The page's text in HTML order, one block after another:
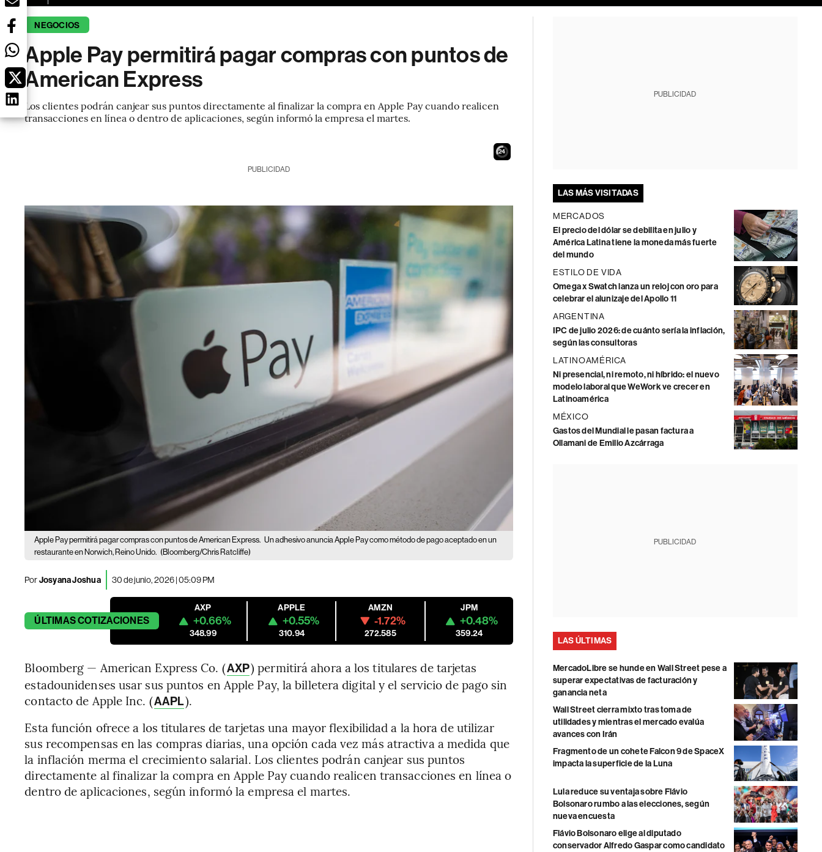
NEGOCIOS
Apple Pay permitirá pagar compras con puntos de
American Express
Los clientes podrán canjear sus puntos directamente al finalizar la compra en Apple Pay cuando realicen
transacciones en línea o dentro de aplicaciones, según informó la empresa el martes.
23
PUBLICIDAD
Apple Pay permitirá pagar compras con puntos de American Express. Un adhesivo anuncia Apple Pay como método de pago aceptado en un
restaurante en Norwich, Reino Unido. (Bloomberg/Chris Ratcliffe)
PorJosyana Joshua 30 de junio, 2026 | 05:09 PM
ÚLTIMASCOTIZACIONES
AXP
+0.66%
348.99
APPLE
+0.55%
310.94
AMZN
-1.72%
272.585
JPM
+0.48%
359.24
Bloomberg — American Express Co. (AXP) permitirá ahora a los titulares de tarjetas
estadounidenses usar sus puntos en Apple Pay, la billetera digital y el servicio de pago sin
contacto de Apple Inc. (AAPL).
Esta función ofrece a los titulares de tarjetas una mayor flexibilidad a la hora de utilizar
sus recompensas en las compras diarias, una opción cada vez más atractiva a medida que
la inflación merma el crecimiento salarial. Los clientes podrán canjear sus puntos
directamente al finalizar la compra en Apple Pay cuando realicen transacciones en línea o
dentro de aplicaciones, según informó la empresa el martes.
PUBLICIDAD
LAS MÁS VISITADAS
MERCADOS
El precio del dólar se debilita en julio y
América Latina tiene la moneda más fuerte
del mundo
ESTILO DE VIDA
Omega x Swatch lanza un reloj con oro para
celebrar el alunizaje del Apollo 11
ARGENTINA
IPC de julio 2026: de cuánto sería la inflación,
según las consultoras
LATINOAMÉRICA
Ni presencial, ni remoto, ni híbrido: el nuevo
modelo laboral que WeWork ve crecer en
Latinoamérica
MÉXICO
Gastos del Mundial le pasan factura a
Ollamani de Emilio Azcárraga
PUBLICIDAD
LAS ÚLTIMAS
MercadoLibre se hunde en Wall Street pese a
superar expectativas de facturación y
ganancia neta
Wall Street cierra mixto tras toma de
utilidades y mientras el mercado evalúa
avances con Irán
Fragmento de un cohete Falcon 9 de SpaceX
impacta la superficie de la Luna
Lula reduce su ventaja sobre Flávio
Bolsonaro rumbo a las elecciones, según
nueva encuesta
Flávio Bolsonaro elige al diputado
conservador Alfredo Gaspar como candidato